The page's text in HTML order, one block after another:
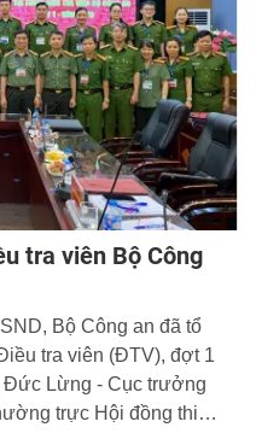
tra viên Bộ Công
Bộ Công an đã tổ
tra viên (ĐTV), đợt 1
Đức Lừng - Cục trưởng
trực Hội đồng thi